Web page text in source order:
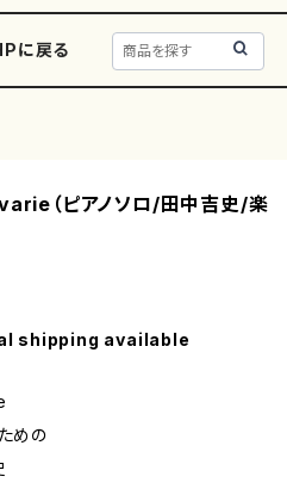
に戻る
（ピアノソロ/田中吉史/楽
shipping available
めの